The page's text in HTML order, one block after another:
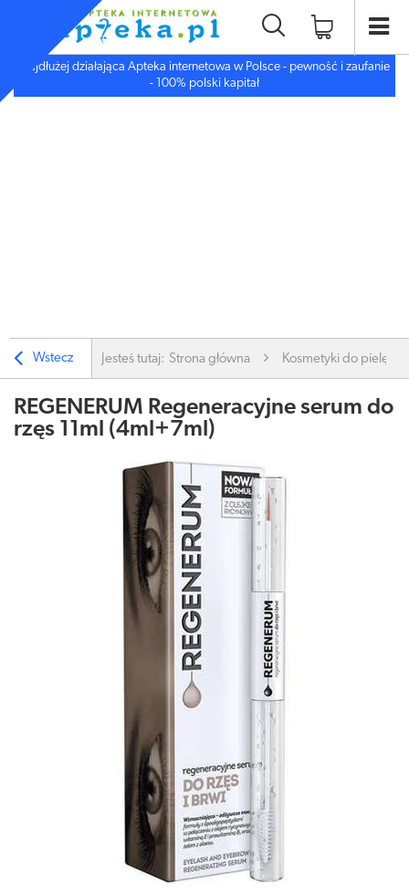
Najdłużej działająca Apteka internetowa w Polsce - pewność i zaufanie
- 100% polski kapitał
Wstecz Jesteś tutaj: Strona główna Kosmetyki do
REGENERUM Regeneracyjne serum do
rzęs 11ml (4ml+7ml)